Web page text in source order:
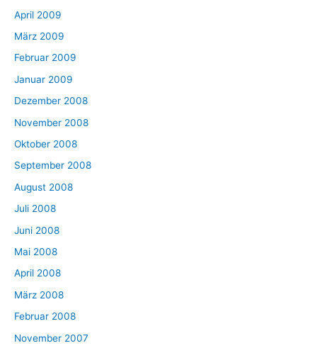
April 2009
März 2009
Februar 2009
Januar 2009
Dezember 2008
November 2008
Oktober 2008
September 2008
August 2008
Juli 2008
Juni 2008
Mai 2008
April 2008
März 2008
Februar 2008
November 2007